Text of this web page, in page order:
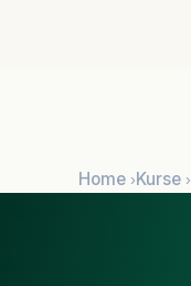
Home ›Kurse ›